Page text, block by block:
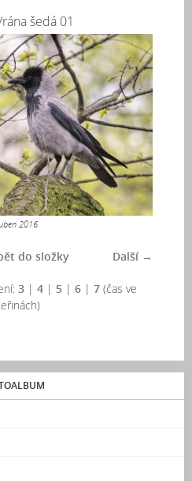
šedá 01
2016
Další →
do složky
3 | 4 | 5 | 6 | 7 (čas ve